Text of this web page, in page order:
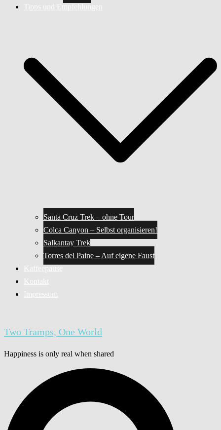
Tipps und Empfehlungen
Santa Cruz Trek – ohne Tour
Colca Canyon – Selbst organisieren!
Salkantay Trek
Torres del Paine – Auf eigene Faust
Kaffeepause
Kontakt
Impressum
Two Tramps, One World
Happiness is only real when shared